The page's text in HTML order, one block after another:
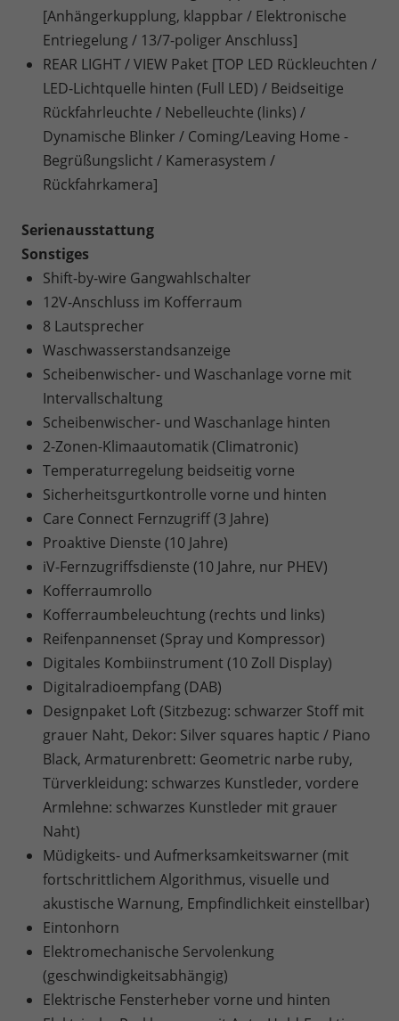
[Anhängerkupplung, klappbar / Elektronische
Entriegelung / 13/7-poliger Anschluss]
REAR LIGHT / VIEW Paket [TOP LED Rückleuchten /
LED-Lichtquelle hinten (Full LED) / Beidseitige
Rückfahrleuchte / Nebelleuchte (links) /
Dynamische Blinker / Coming/Leaving Home -
Begrüßungslicht / Kamerasystem /
Rückfahrkamera]
Serienausstattung
Sonstiges
Shift-by-wire Gangwahlschalter
12V-Anschluss im Kofferraum
8 Lautsprecher
Waschwasserstandsanzeige
Scheibenwischer- und Waschanlage vorne mit
Intervallschaltung
Scheibenwischer- und Waschanlage hinten
2-Zonen-Klimaautomatik (Climatronic)
Temperaturregelung beidseitig vorne
Sicherheitsgurtkontrolle vorne und hinten
Care Connect Fernzugriff (3 Jahre)
Proaktive Dienste (10 Jahre)
iV-Fernzugriffsdienste (10 Jahre, nur PHEV)
Kofferraumrollo
Kofferraumbeleuchtung (rechts und links)
Reifenpannenset (Spray und Kompressor)
Digitales Kombiinstrument (10 Zoll Display)
Digitalradioempfang (DAB)
Designpaket Loft (Sitzbezug: schwarzer Stoff mit
grauer Naht, Dekor: Silver squares haptic / Piano
Black, Armaturenbrett: Geometric narbe ruby,
Türverkleidung: schwarzes Kunstleder, vordere
Armlehne: schwarzes Kunstleder mit grauer
Naht)
Müdigkeits- und Aufmerksamkeitswarner (mit
fortschrittlichem Algorithmus, visuelle und
akustische Warnung, Empfindlichkeit einstellbar)
Eintonhorn
Elektromechanische Servolenkung
(geschwindigkeitsabhängig)
Elektrische Fensterheber vorne und hinten